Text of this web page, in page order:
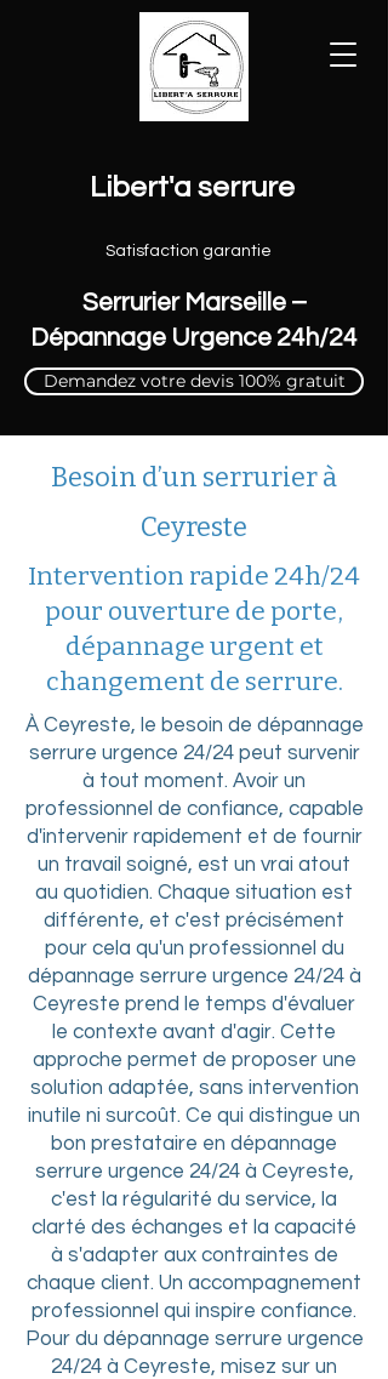
Satisfaction garantie
Libert'a serrure
Serrurier Marseille –
Dépannage Urgence 24h/24
Demandez votre devis 100% gratuit
Besoin d’un serrurier à
Ceyreste
Intervention rapide 24h/24
pour ouverture de porte,
dépannage urgent et
changement de serrure.
À Ceyreste, le besoin de dépannage
serrure urgence 24/24 peut survenir
à tout moment. Avoir un
professionnel de confiance, capable
d'intervenir rapidement et de fournir
un travail soigné, est un vrai atout
au quotidien. Chaque situation est
différente, et c'est précisément
pour cela qu'un professionnel du
dépannage serrure urgence 24/24 à
Ceyreste prend le temps d'évaluer
le contexte avant d'agir. Cette
approche permet de proposer une
solution adaptée, sans intervention
inutile ni surcoût. Ce qui distingue un
bon prestataire en dépannage
serrure urgence 24/24 à Ceyreste,
c'est la régularité du service, la
clarté des échanges et la capacité
à s'adapter aux contraintes de
chaque client. Un accompagnement
professionnel qui inspire confiance.
Pour du dépannage serrure urgence
24/24 à Ceyreste, misez sur un